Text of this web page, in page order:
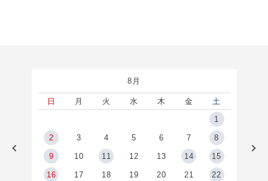
8月
日 月 火 水 木 金
土
1
2 3 4 5 6 7 8
9 10 11 12 13 14 15
16 17 18 19 20 21 22